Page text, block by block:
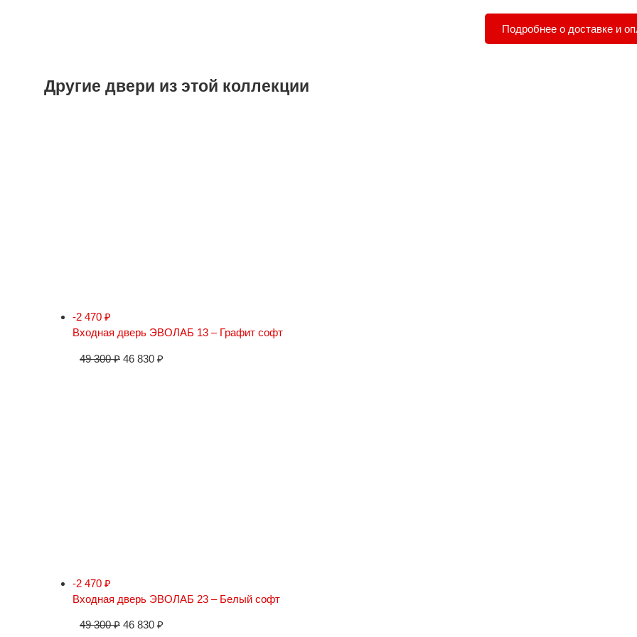
Подробнее о доставке и
Другие двери из этой коллекции
-2 470 ₽
Входная дверь ЭВОЛАБ 13 – Графит софт
49 300₽ 46 830 ₽
-2 470 ₽
Входная дверь ЭВОЛАБ 23 – Белый софт
49 300₽ 46 830 ₽